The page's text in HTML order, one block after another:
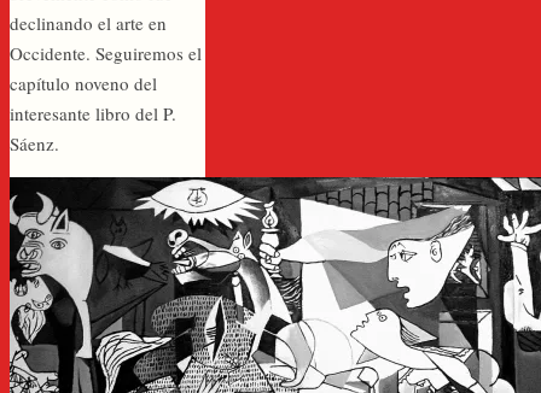
declinando el arte en
Occidente. Seguiremos el
capítulo noveno del
interesante libro del P.
Sáenz.